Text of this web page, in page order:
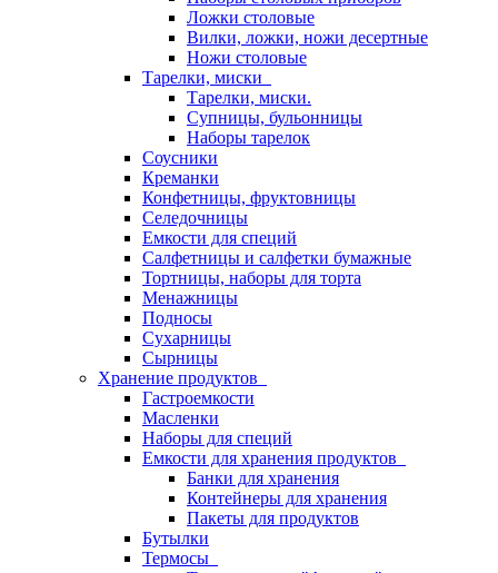
Ложки столовые
Вилки, ложки, ножи десертные
Ножи столовые
Тарелки, миски
Тарелки, миски.
Супницы, бульонницы
Наборы тарелок
Соусники
Креманки
Конфетницы, фруктовницы
Селедочницы
Емкости для специй
Салфетницы и салфетки бумажные
Тортницы, наборы для торта
Менажницы
Подносы
Сухарницы
Сырницы
Хранение продуктов
Гастроемкости
Масленки
Наборы для специй
Емкости для хранения продуктов
Банки для хранения
Контейнеры для хранения
Пакеты для продуктов
Бутылки
Термосы